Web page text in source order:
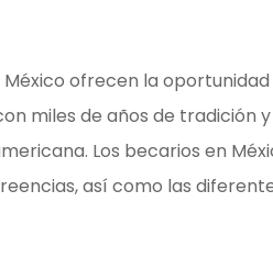
ofrecen la
miles de años de tradición
Los becarios en
así como las